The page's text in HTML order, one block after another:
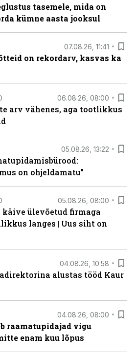
tasemele, mida on
kümne aasta jooksul
07.08.26, 11:41
on rekordarv, kasvas ka
06.08.26, 08:00
arv vähenes, aga tootlikkus
05.08.26, 13:22
on ohjeldamatu”
05.08.26, 08:00
käive ülevõetud firmaga
langes | Uus siht on
04.08.26, 10:58
alustas tööd Kaur
04.08.26, 08:00
raamatupidajad vigu
enam kuu lõpus